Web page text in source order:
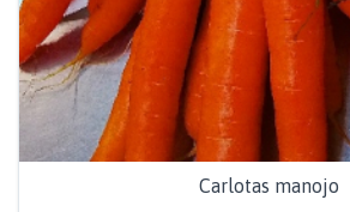
Carlotas manojo